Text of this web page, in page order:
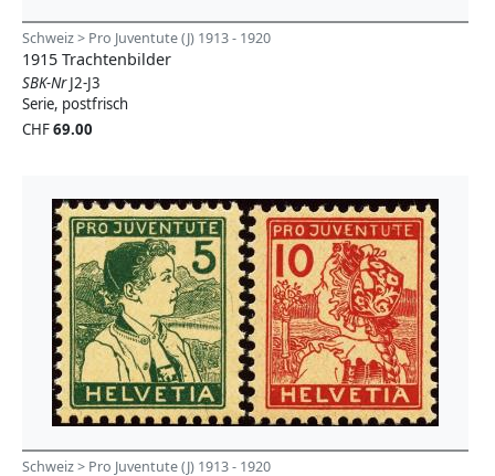
Schweiz > Pro Juventute (J) 1913 - 1920
1915 Trachtenbilder
SBK-NrJ2-J3
Serie, postfrisch
CHF69.00
Schweiz > Pro Juventute (J) 1913 - 1920